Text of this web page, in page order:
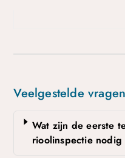
Veelgestelde vragen
Wat zijn de eerste
rioolinspectie nodig